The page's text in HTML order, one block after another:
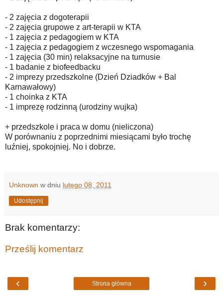
- 2 zajęcia z dogoterapii
- 2 zajęcia grupowe z art-terapii w KTA
- 1 zajęcia z pedagogiem w KTA
- 1 zajęcia z pedagogiem z wczesnego wspomagania
- 1 zajęcia (30 min) relaksacyjne na turnusie
- 1 badanie z biofeedbacku
- 2 imprezy przedszkolne (Dzień Dziadków + Bal
Karnawałowy)
- 1 choinka z KTA
- 1 imprezę rodzinną (urodziny wujka)
+ przedszkole i praca w domu (nieliczona)
W porównaniu z poprzednimi miesiącami było trochę
luźniej, spokojniej. No i dobrze.
Unknown w dniu lutego 08, 2011
Udostępnij
Brak komentarzy:
Prześlij komentarz
‹ ›
Strona główna